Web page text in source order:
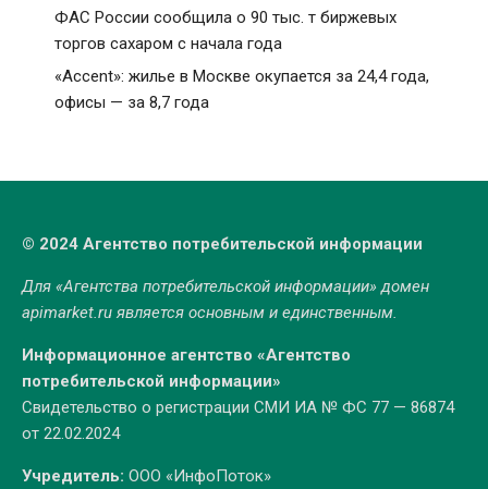
ФАС России сообщила о 90 тыс. т биржевых
торгов сахаром с начала года
«Accent»: жилье в Москве окупается за 24,4 года,
офисы — за 8,7 года
© 2024 Агентство потребительской информации
Для «Агентства потребительской информации» домен
apimarket.ruявляется основным и единственным.
Информационное агентство «Агентство
потребительской информации»
Свидетельство о регистрации СМИ ИА № ФС 77 — 86874
от 22.02.2024
Учредитель: ООО «ИнфоПоток»